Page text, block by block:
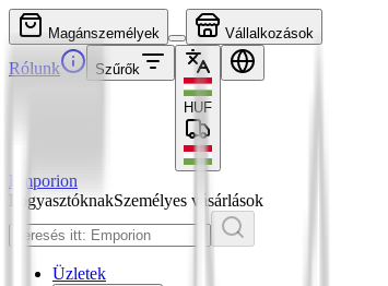
Magánszemélyek Vállalkozások
Rólunk Szűrők
HUF
Emporion
FogyasztóknakSzemélyes vásárlások
Üzletek